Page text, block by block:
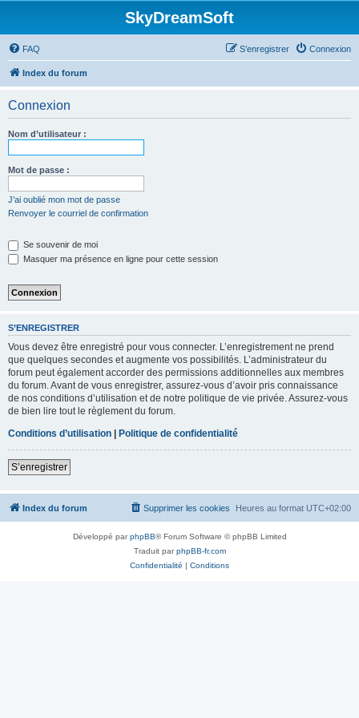
SkyDreamSoft
FAQ Connexion
S’enregistrer
Index du forum
Connexion
Nom d’utilisateur :
Mot de passe :
J’ai oublié mon mot de passe
Renvoyer le courriel de confirmation
Se souvenir de moi
Masquer ma présence en ligne pour cette session
S’ENREGISTRER
Vous devez être enregistré pour vous connecter. L’enregistrement ne prend
que quelques secondes et augmente vos possibilités. L’administrateur du
forum peut également accorder des permissions additionnelles aux membres
du forum. Avant de vous enregistrer, assurez-vous d’avoir pris connaissance
de nos conditions d’utilisation et de notre politique de vie privée. Assurez-vous
de bien lire tout le règlement du forum.
Conditions d’utilisation | Politique de confidentialité
S’enregistrer
Index du forum Heures au format UTC+02:00
Supprimer les cookies
Développé parphpBB® Forum Software © phpBB Limited
Traduit parphpBB-fr.com
Confidentialité | Conditions